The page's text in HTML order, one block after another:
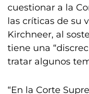
cuestionar a la
las críticas de su
Kirchneer, al
tiene una
tratar algunos
“En la Corte